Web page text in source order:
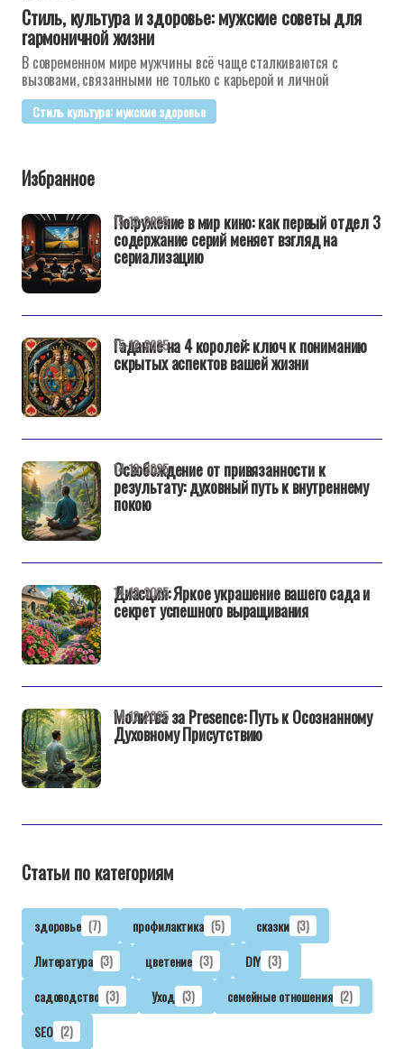
Стиль, культура и здоровье: мужские советы для
гармоничной жизни
В современном мире мужчины всё чаще сталкиваются с
вызовами, связанными не только с карьерой и личной
Стиль культура: мужские здоровье
Избранное
Погружение в мир кино: как первый отдел 3
содержание серий меняет взгляд на
сериализацию
15-12-2025
Гадание на 4 королей: ключ к пониманию
скрытых аспектов вашей жизни
15-12-2025
Освобождение от привязанности к
результату: духовный путь к внутреннему
покою
14-12-2025
Диасция: Яркое украшение вашего сада и
секрет успешного выращивания
14-12-2025
Молитва за Presence: Путь к Осознанному
Духовному Присутствию
14-12-2025
Статьи по категориям
здоровье (7) профилактика (5) сказки (3)
Литература (3) цветение (3) DIY (3)
садоводство (3) Уход (3) семейные отношения (2)
SEO (2)